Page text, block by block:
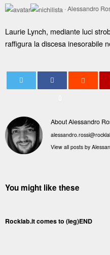
·Alessandro
Laurie Lynch, mediante luci
raffigura la discesa inesorabile
About Alessandro
View all posts by
You might like these
Rocklab.it comes to (leg)END